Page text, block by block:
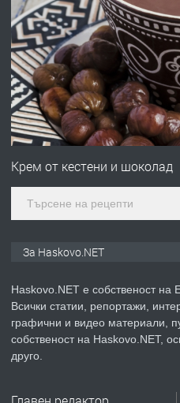
ПРЕДЛАГА
№4120
Любен
ПРЕДЛАГА
КУБА
ПРЕДЛАГА
Крем от кестени и шоколад
За Haskovo.NET
Haskovo.NET е собственост
Всички статии, репортажи,
графични и видео материали,
собственост на Haskovo.NET,
друго.